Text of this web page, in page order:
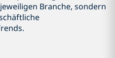
Branche, sondern